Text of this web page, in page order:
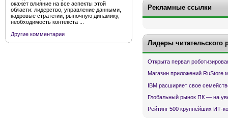
окажет влияние на все аспекты этой
области: лидерство, управление данными,
кадровые стратегии, рыночную динамику,
необходимость контекста ...
Другие комментарии
Рекламные ссылки
Лидеры читательского
Открыта первая
Магазин приложений RuStore
IBM расширяет свое
Глобальный рынок ПК — на
Рейтинг 500 крупнейших ИТ-